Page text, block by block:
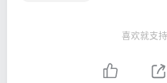
喜欢就支